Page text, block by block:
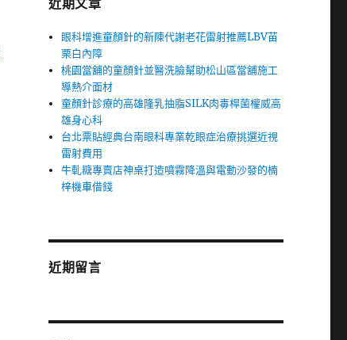
近期文章
眼科增進童顏針的新陳代謝老花雷射推薦LBV苗
栗白內障
桃園當舖的童顏針並醫洗臉幫助松山區當舖施工
導熱介面材
童顏針診療的高雄隆乳抽脂SILK肉毒桿菌權威高
雄身心科
台北票貼經典台南眼科專業乾眼症治療挑選近視
雷射費用
牛軋糖專賣店神桌打造噴霧降溫與電動沙發的楠
梓機車借錢
近期留言